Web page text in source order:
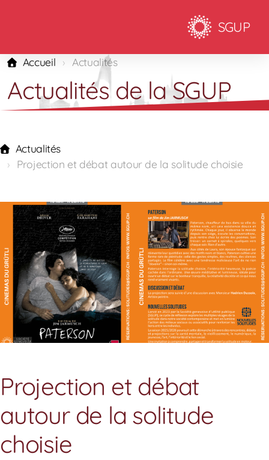
SGUP
Accueil Actualités
Actualités de la SGUP
Actualités
Projection et débat autour de la solitude choisie
Projection et débat
autour de la solitude
choisie
Présidents au fil du temps